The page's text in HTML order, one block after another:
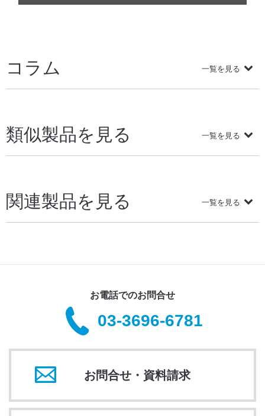
コラム 一覧を見る
類似製品を見る 一覧を見る
関連製品を見る 一覧を見る
お電話でのお問合せ
03-3696-6781
お問合せ・資料請求